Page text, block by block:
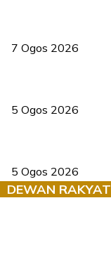
7 Ogos 2026
5 Ogos 2026
5 Ogos 2026
DEWAN RAKYAT